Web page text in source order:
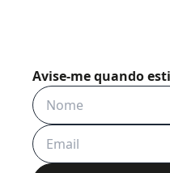
Avise-me quando